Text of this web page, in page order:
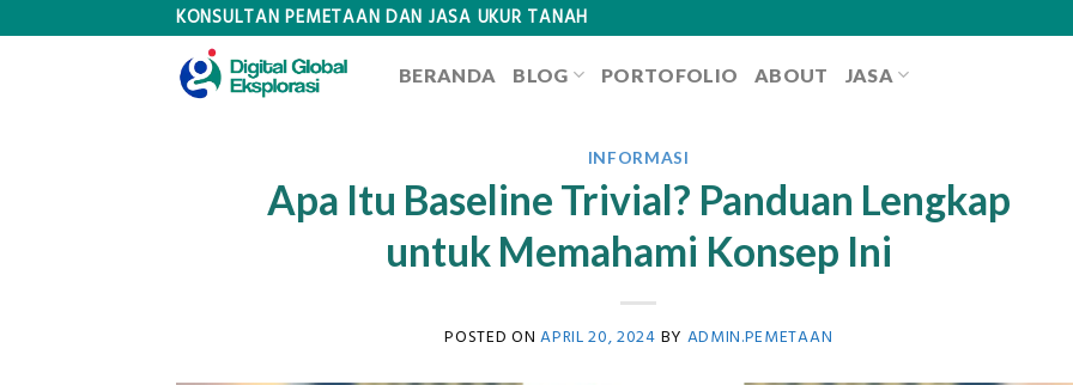
KONSULTAN PEMETAAN DAN JASA UKUR TANAH
BERANDA BLOG PORTOFOLIO ABOUT JASA
INFORMASI
Apa Itu Baseline Trivial? Panduan Lengkap
untuk Memahami Konsep Ini
POSTED ONAPRIL 20, 2024 BY ADMIN.PEMETAAN